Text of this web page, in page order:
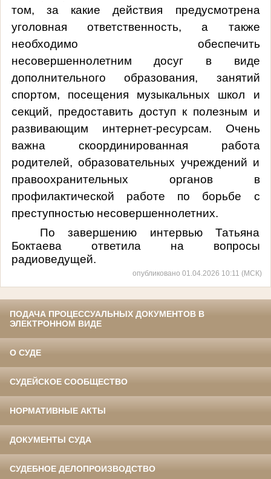
том, за какие действия предусмотрена
уголовная ответственность, а также
необходимо обеспечить
несовершеннолетним досуг в виде
дополнительного образования, занятий
спортом, посещения музыкальных школ и
секций, предоставить доступ к полезным и
развивающим интернет-ресурсам. Очень
важна скоординированная работа
родителей, образовательных учреждений и
правоохранительных органов в
профилактической работе по борьбе с
преступностью несовершеннолетних.
По завершению интервью Татьяна
Боктаева ответила на вопросы
радиоведущей.
опубликовано 01.04.2026 10:11 (МСК)
ПОДАЧА ПРОЦЕССУАЛЬНЫХ ДОКУМЕНТОВ В
ЭЛЕКТРОННОМ ВИДЕ
О СУДЕ
СУДЕЙСКОЕ СООБЩЕСТВО
НОРМАТИВНЫЕ АКТЫ
ДОКУМЕНТЫ СУДА
СУДЕБНОЕ ДЕЛОПРОИЗВОДСТВО